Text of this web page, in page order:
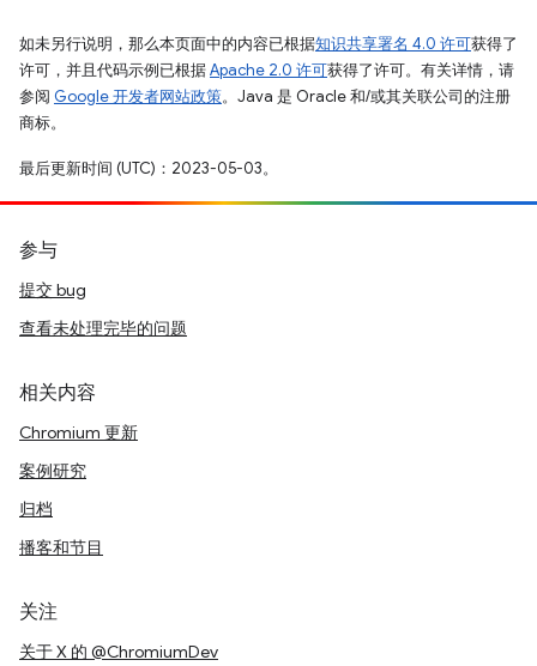
如未另行说明，那么本页面中的内容已根据知识共享署名 4.0 许可获得了
许可，并且代码示例已根据Apache 2.0 许可获得了许可。有关详情，请
参阅 Google 开发者网站政策。Java 是 Oracle 和/或其关联公司的注册
商标。
最后更新时间 (UTC)：2023-05-03。
参与
提交 bug
查看未处理完毕的问题
相关内容
Chromium 更新
案例研究
归档
播客和节目
关注
关于 X 的 @ChromiumDev